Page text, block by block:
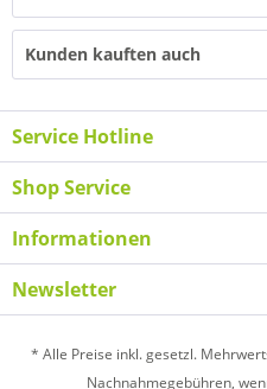
Kunden kauften auch
Service Hotline
Shop Service
Informationen
Newsletter
* Alle Preise inkl. gesetzl.
Nachnahmegebühren,